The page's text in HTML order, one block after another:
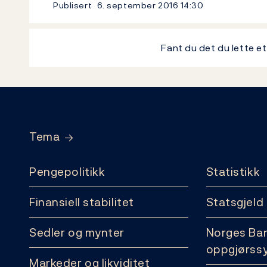
Publisert 6. september 2016 14:30
Fant du det du lette
Tema
Pengepolitikk
Finansiell stabilitet
Sedler og mynter
Markeder og likviditet
Statistikk
Statsgjeld
Norges